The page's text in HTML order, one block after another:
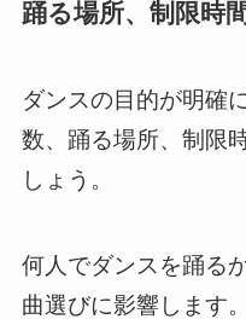
踊る場所、制限時
ダンスの目的が明確
数、踊る場所、制限
しょう。
何人でダンスを踊る
曲選びに影響します